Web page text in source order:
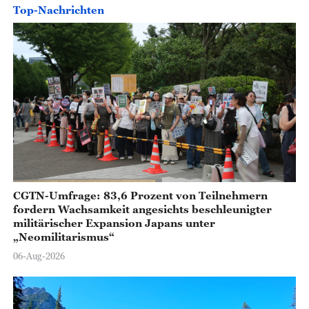
Top-Nachrichten
CGTN-Umfrage: 83,6 Prozent von Teilnehmern
fordern Wachsamkeit angesichts beschleunigter
militärischer Expansion Japans unter
„Neomilitarismus“
06-Aug-2026